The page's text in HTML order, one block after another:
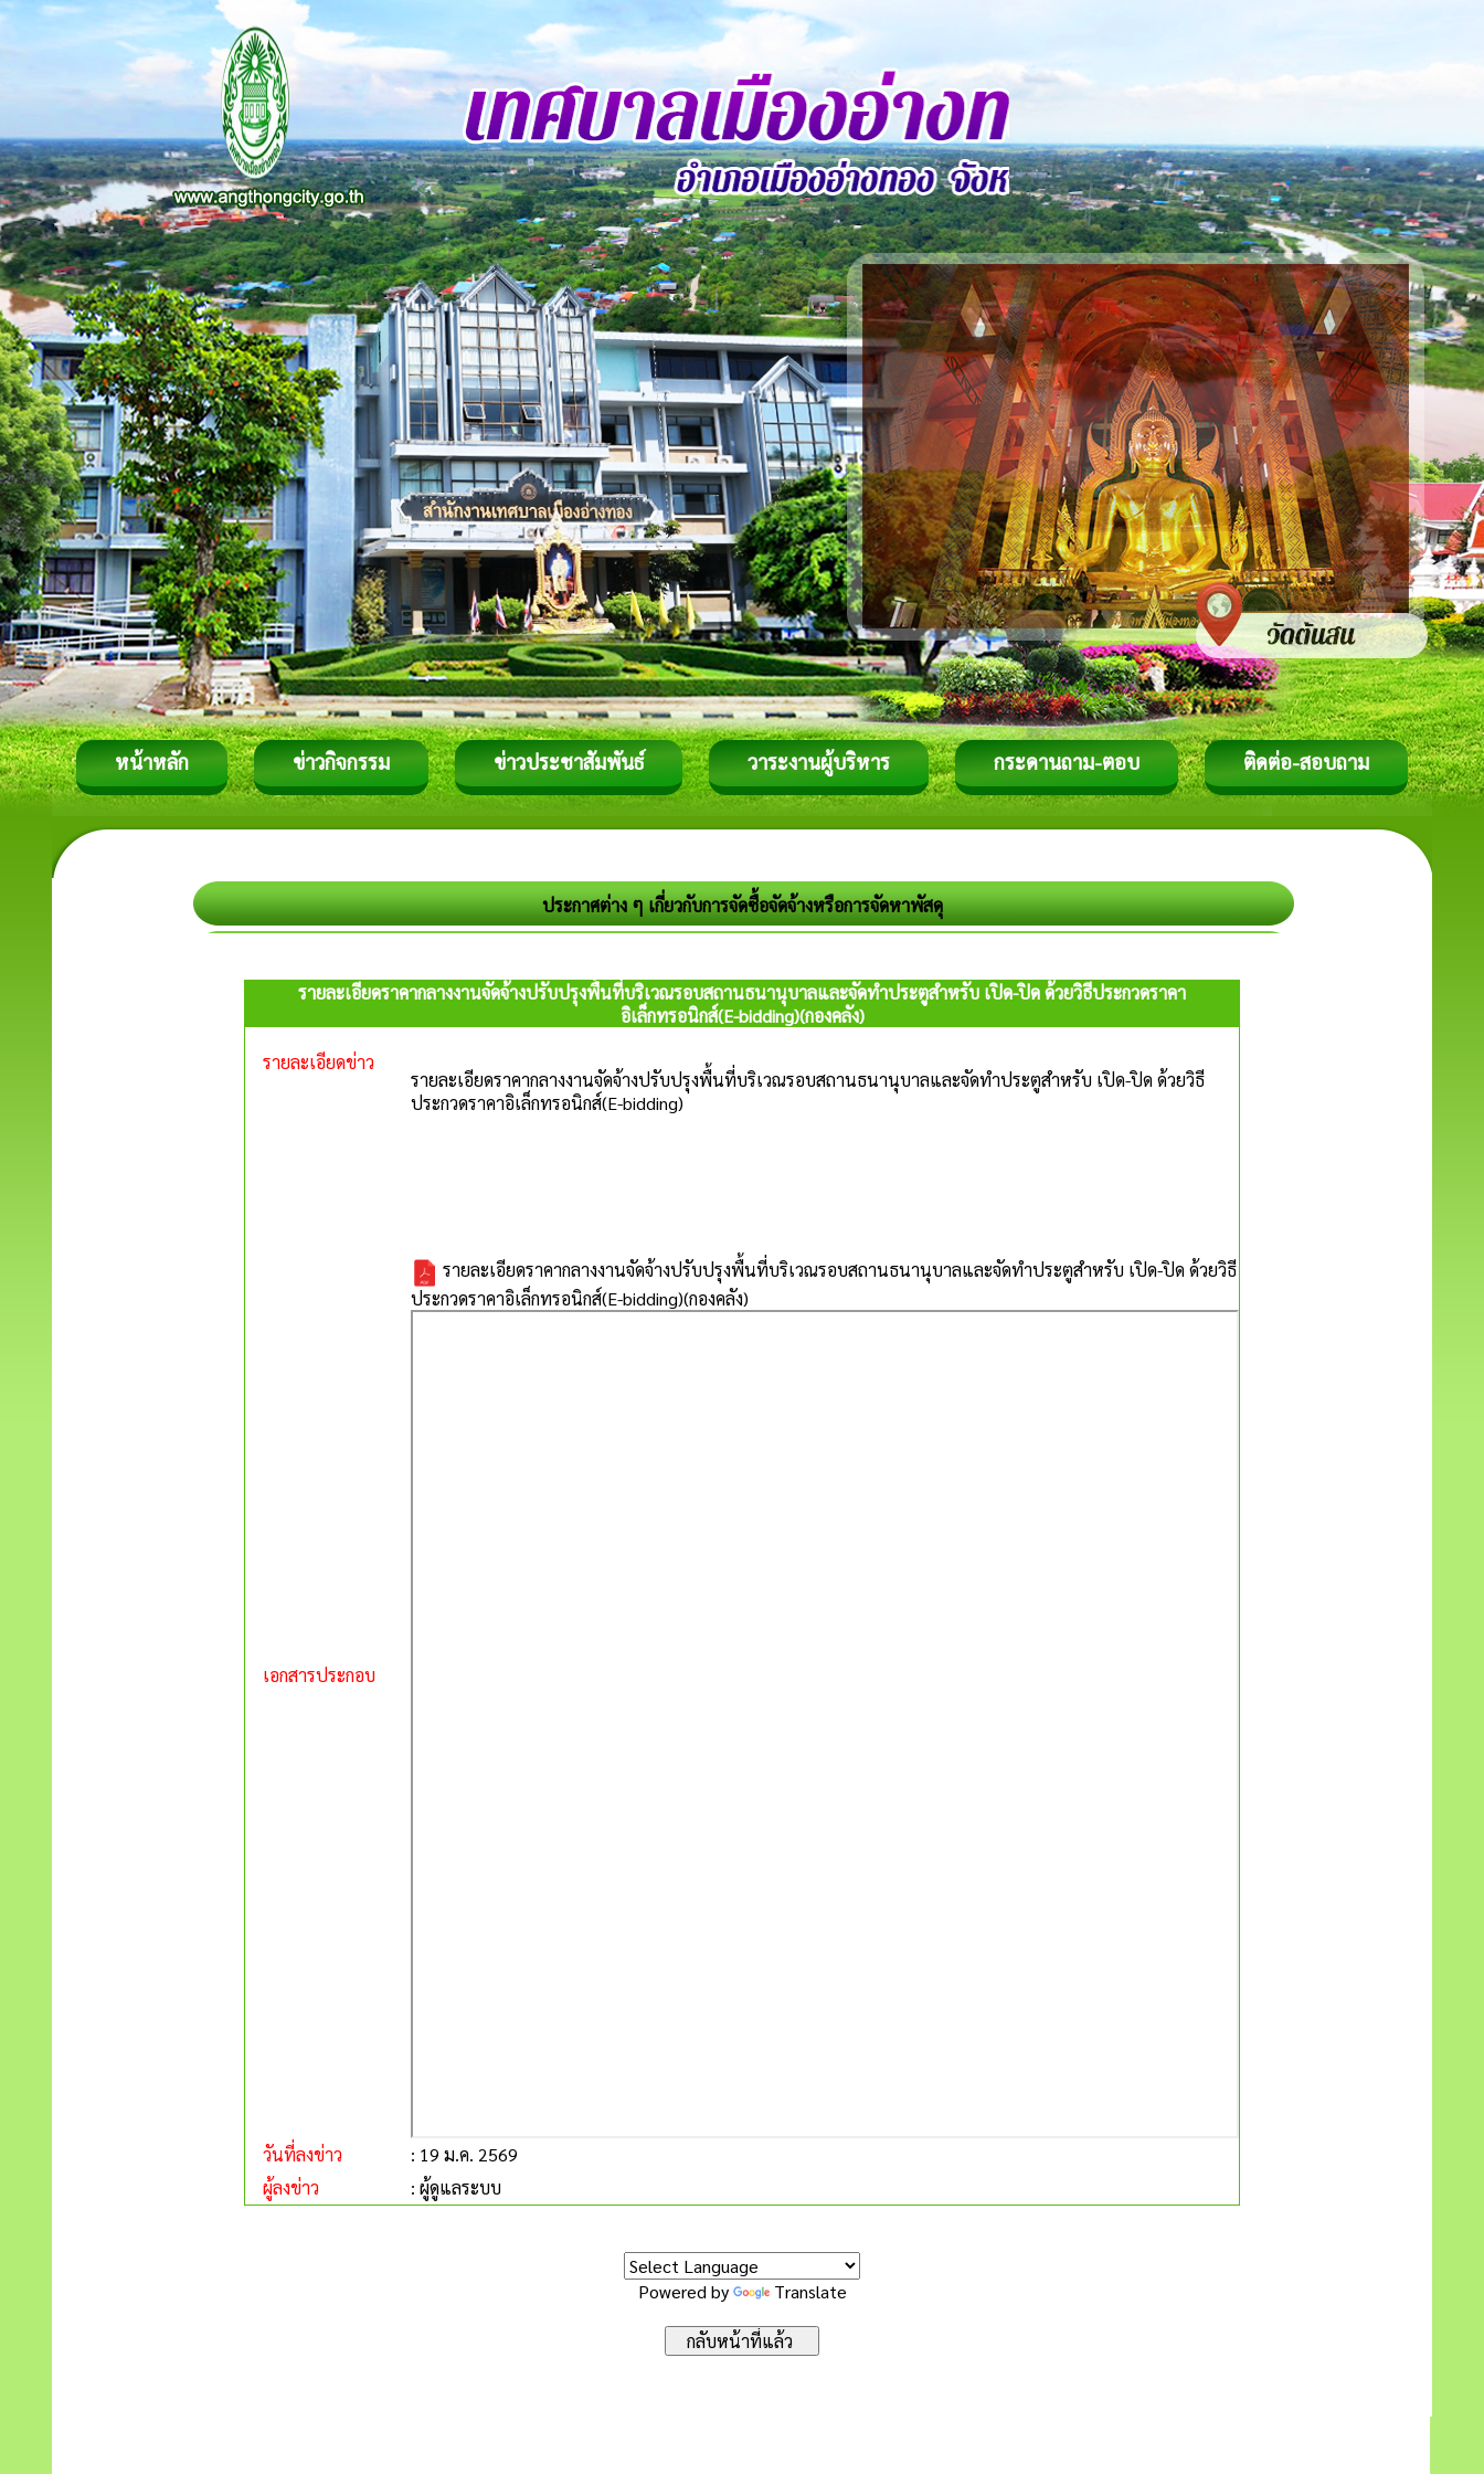
หน้าหลัก ข่าวกิจกรรม ข่าวประชาสัมพันธ์ วาระงานผู้บริหาร กระดานถาม-ตอบ ติดต่อ-สอบถาม
ประกาศต่าง ๆ เกี่ยวกับการจัดซื้อจัดจ้างหรือการจัดหาพัสดุ
รายละเอียดราคากลางงานจัดจ้างปรับปรุงพื้นที่บริเวณรอบสถานธนานุบาลและจัดทำประตูสำหรับ เปิด-ปิด ด้วยวิธีประกวดราคา
อิเล็กทรอนิกส์(E-bidding)(กองคลัง)
รายละเอียดข่าว
รายละเอียดราคากลางงานจัดจ้างปรับปรุงพื้นที่บริเวณรอบสถานธนานุบาลและจัดทำประตูสำหรับ เปิด-ปิด ด้วยวิธี
ประกวดราคาอิเล็กทรอนิกส์(E-bidding)
เอกสารประกอบ
รายละเอียดราคากลางงานจัดจ้างปรับปรุงพื้นที่บริเวณรอบสถานธนานุบาลและจัดทำประตูสำหรับ เปิด-ปิด ด้วยวิธี
ประกวดราคาอิเล็กทรอนิกส์(E-bidding)(กองคลัง)
วันที่ลงข่าว
: 19 ม.ค. 2569
ผู้ลงข่าว
: ผู้ดูแลระบบ
Powered by Translate